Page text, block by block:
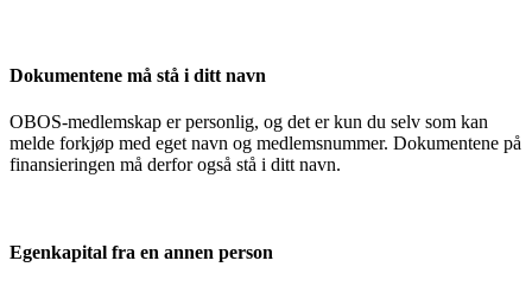
Dokumentene må stå i ditt navn
OBOS-medlemskap er personlig, og det er kun du selv som kan
melde forkjøp med eget navn og medlemsnummer. Dokumentene på
finansieringen må derfor også stå i ditt navn.
Egenkapital fra en annen person